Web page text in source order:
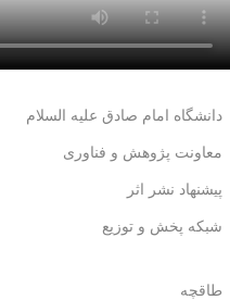
دانشگاه امام صادق علیه السلام
معاونت پژوهش و فناوری
پیشنهاد نشر اثر
شبکه پخش و توزیع
طاقچه